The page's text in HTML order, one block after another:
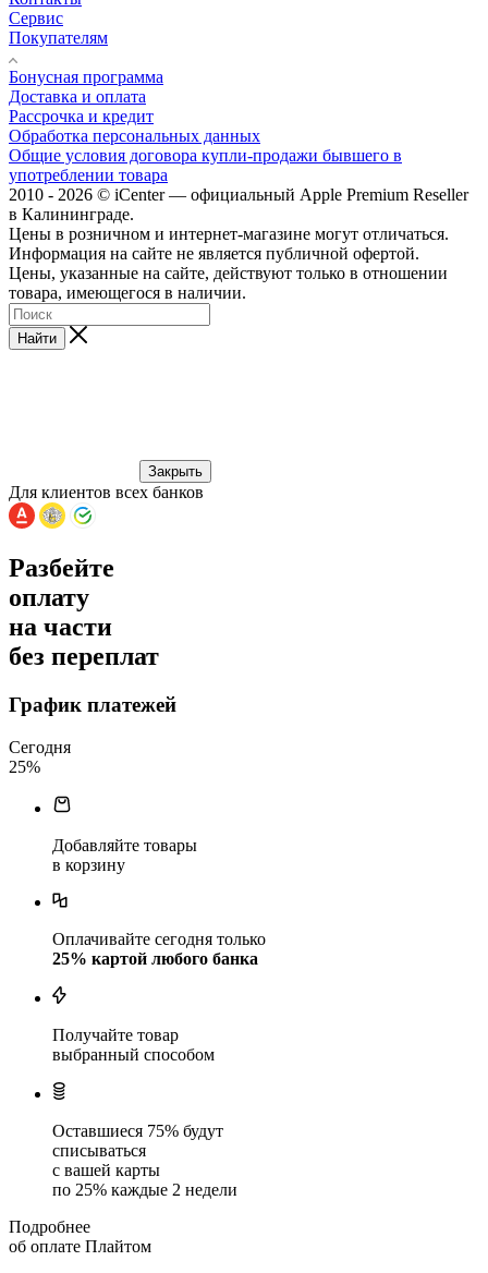
Сервис
Покупателям
Бонусная программа
Доставка и оплата
Рассрочка и кредит
Обработка персональных данных
Общие условия договора купли-продажи бывшего в
употреблении товара
2010 - 2026 © iCenter — официальный Apple Premium Reseller
в Калининграде.
Цены в розничном и интернет-магазине могут отличаться.
Информация на сайте не является публичной офертой.
Цены, указанные на сайте, действуют только в отношении
товара, имеющегося в наличии.
Найти
Закрыть
Для клиентов всех банков
Разбейте
оплату
на части
без переплат
График платежей
Сегодня
25%
Добавляйте товары
в корзину
Оплачивайте сегодня только
25% картой любого банка
Получайте товар
выбранный способом
Оставшиеся 75% будут
списываться
с вашей карты
по 25% каждые 2 недели
Подробнее
об оплате Плайтом